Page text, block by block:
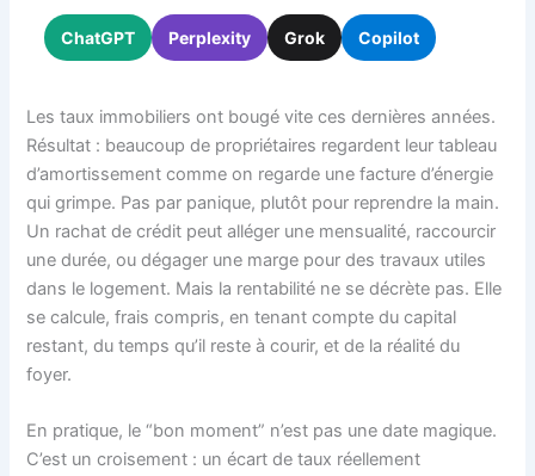
ChatGPT Perplexity Grok Copilot
Les taux immobiliers ont bougé vite ces dernières années.
Résultat : beaucoup de propriétaires regardent leur tableau
d’amortissement comme on regarde une facture d’énergie
qui grimpe. Pas par panique, plutôt pour reprendre la main.
Un rachat de crédit peut alléger une mensualité, raccourcir
une durée, ou dégager une marge pour des travaux utiles
dans le logement. Mais la rentabilité ne se décrète pas. Elle
se calcule, frais compris, en tenant compte du capital
restant, du temps qu’il reste à courir, et de la réalité du
foyer.
En pratique, le “bon moment” n’est pas une date magique.
C’est un croisement : un écart de taux réellement